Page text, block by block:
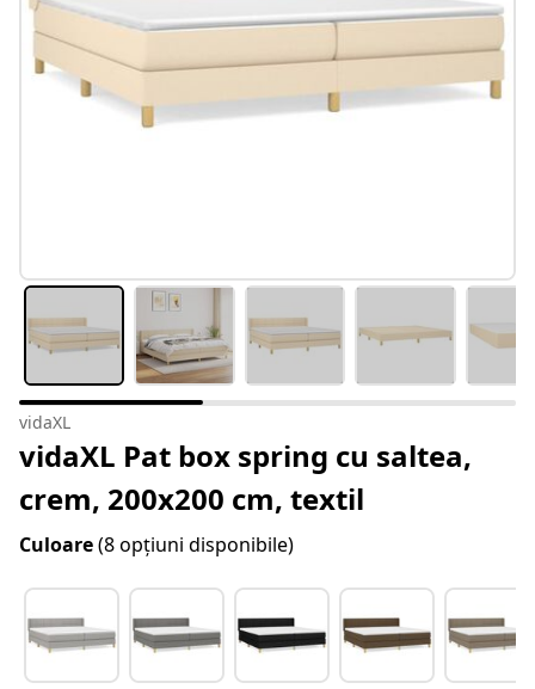
vidaXL
vidaXL Pat box spring cu saltea,
crem, 200x200 cm, textil
Culoare(8 opțiuni disponibile)